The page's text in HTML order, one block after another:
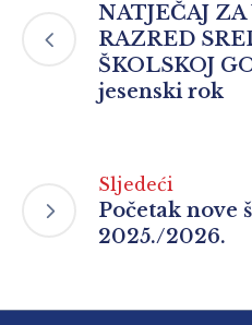
NATJEČAJ
RAZRED
ŠKOLSKOJ
jesenski rok
Sljedeći
Početak nove
2025./2026.